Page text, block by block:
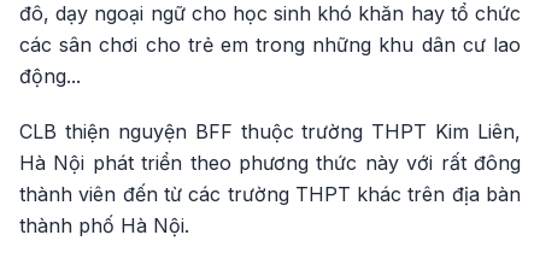
đô, dạy ngoại ngữ cho học sinh khó khăn hay tổ chức
các sân chơi cho trẻ em trong những khu dân cư lao
động...
CLB thiện nguyện BFF thuộc trường THPT Kim Liên,
Hà Nội phát triển theo phương thức này với rất đông
thành viên đến từ các trường THPT khác trên địa bàn
thành phố Hà Nội.